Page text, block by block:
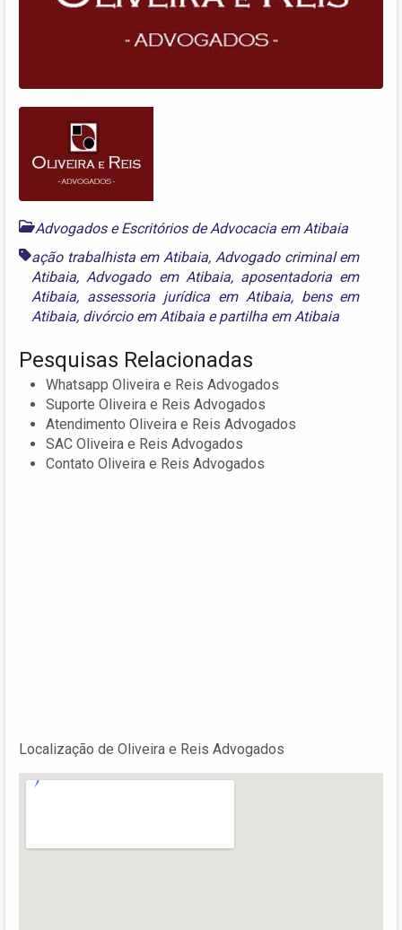
Advogados e Escritórios de Advocacia em Atibaia
ação trabalhista em Atibaia, Advogado criminal em
Atibaia,Advogado em Atibaia, aposentadoria em
Atibaia, assessoria jurídica em Atibaia, bens em
Atibaia, divórcio em Atibaia epartilha em Atibaia
Pesquisas Relacionadas
Whatsapp Oliveira e Reis Advogados
Suporte Oliveira e Reis Advogados
Atendimento Oliveira e Reis Advogados
SAC Oliveira e Reis Advogados
Contato Oliveira e Reis Advogados
Localização de Oliveira e Reis Advogados